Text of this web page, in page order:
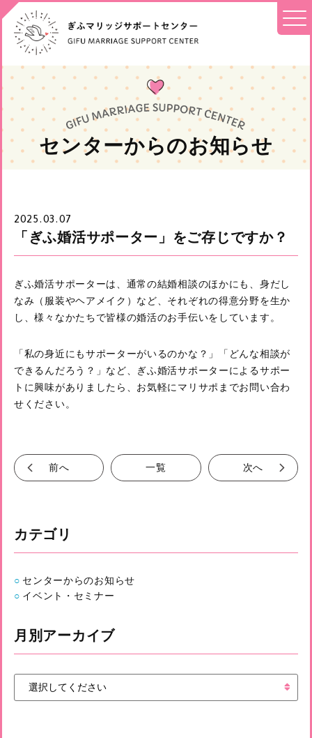
センターからのお知らせ
2025.03.07
「ぎふ婚活サポーター」をご存じですか？
ぎふ婚活サポーターは、通常の結婚相談のほかにも、身だし
なみ（服装やヘアメイク）など、それぞれの得意分野を生か
し、様々なかたちで皆様の婚活のお手伝いをしています。
「私の身近にもサポーターがいるのかな？」「どんな相談が
できるんだろう？」など、ぎふ婚活サポーターによるサポー
トに興味がありましたら、お気軽にマリサポまでお問い合わ
せください。
前へ 一覧 次へ
カテゴリ
センターからのお知らせ
イベント・セミナー
月別アーカイブ